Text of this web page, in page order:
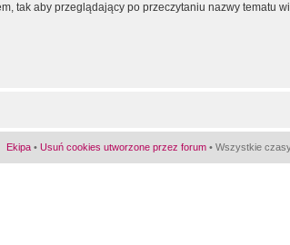
tak aby przeglądający po przeczytaniu nazwy tematu
Ekipa • Usuń cookies utworzone przez forum • Wszystkie